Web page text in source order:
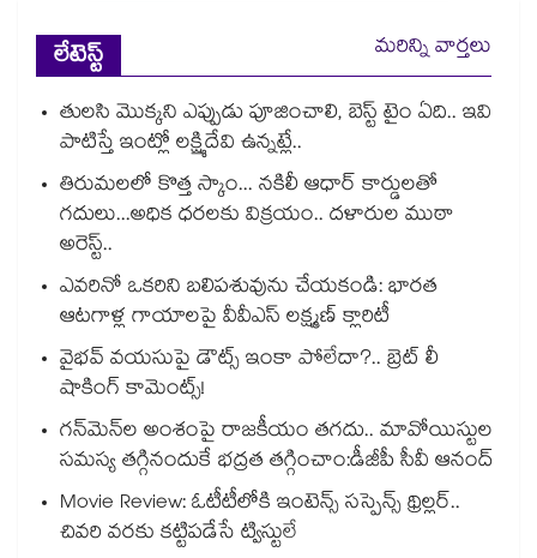
లేటెస్ట్
మరిన్ని వార్తలు
తులసి మొక్కని ఎప్పుడు పూజించాలి, బెస్ట్ టైం ఏది.. ఇవి
పాటిస్తే ఇంట్లో లక్ష్మిదేవి ఉన్నట్లే..
తిరుమలలో కొత్త స్కాం... నకిలీ ఆధార్ కార్డులతో
గదులు...అధిక ధరలకు విక్రయం.. దళారుల ముఠా
అరెస్ట్..
ఎవరినో ఒకరిని బలిపశువును చేయకండి: భారత
ఆటగాళ్ల గాయాలపై వీవీఎస్ లక్ష్మణ్ క్లారిటీ
వైభవ్ వయసుపై డౌట్స్ ఇంకా పోలేదా?.. బ్రెట్ లీ
షాకింగ్ కామెంట్స్!
గన్⁭మెన్⁭ల అంశంపై రాజకీయం తగదు.. మావోయిస్టుల
సమస్య తగ్గినందుకే భద్రత తగ్గించాం:డీజీపీ సీవీ ఆనంద్
Movie Review: ఓటీటీలోకి ఇంటెన్స్ సస్పెన్స్ థ్రిల్లర్..
చివరి వరకు కట్టిపడేసే ట్విస్టులే